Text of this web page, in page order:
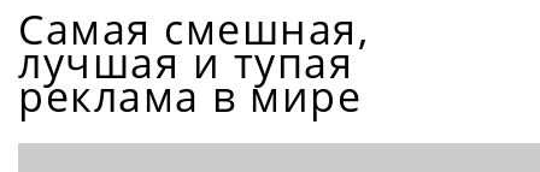
Самая смешная,
лучшая и тупая
реклама в мире